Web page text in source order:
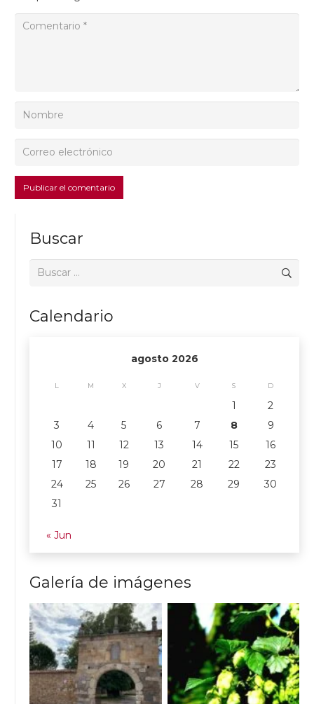
Publicar el comentario
Buscar
Buscar:
Calendario
agosto 2026
L M X J V S D
1
2
3
4 5 6 7 8
9
10
11 12 13 14 15
16
17
18 19 20 21 22
23
24
25 26 27 28 29
30
31
« Jun
Galería de imágenes